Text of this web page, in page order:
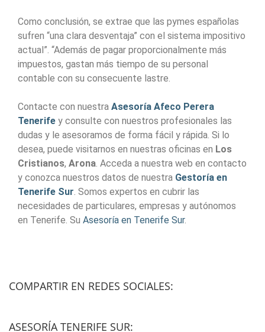
Como conclusión, se extrae que las pymes españolas
sufren “una clara desventaja” con el sistema impositivo
actual”. “Además de pagar proporcionalmente más
impuestos, gastan más tiempo de su personal
contable con su consecuente lastre.
Contacte con nuestra Asesoría Afeco Perera
Tenerife y consulte con nuestros profesionales las
dudas y le asesoramos de forma fácil y rápida. Si lo
desea, puede visitarnos en nuestras oficinas en Los
Cristianos, Arona. Acceda a nuestra web en contacto
y conozca nuestros datos de nuestra Gestoría en
Tenerife Sur. Somos expertos en cubrir las
necesidades de particulares, empresas y autónomos
en Tenerife. Su Asesoría en Tenerife Sur.
COMPARTIR EN REDES SOCIALES:
ASESORÍA TENERIFE SUR: